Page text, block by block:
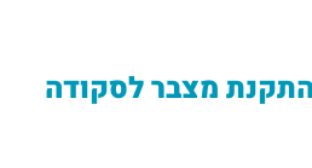
מצבר לסקודה